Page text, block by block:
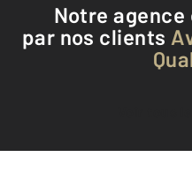
Notre
par nos clients
Voir tous